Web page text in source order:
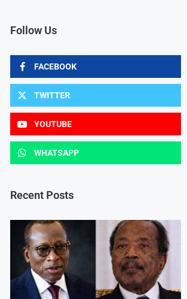
Follow Us
FACEBOOK
TWITTER
YOUTUBE
WHATSAPP
Recent Posts